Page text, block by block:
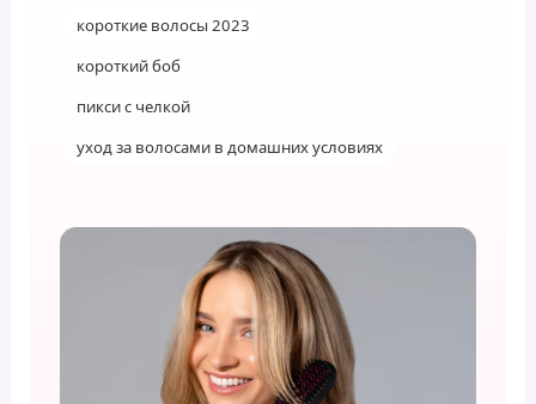
короткие волосы 2023
короткий боб
пикси с челкой
уход за волосами в домашних условиях